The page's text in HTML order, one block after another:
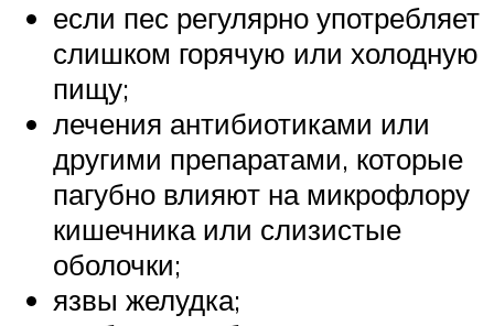
если пес регулярно употребляет
слишком горячую или холодную
пищу;
лечения антибиотиками или
другими препаратами, которые
пагубно влияют на микрофлору
кишечника или слизистые
оболочки;
язвы желудка;